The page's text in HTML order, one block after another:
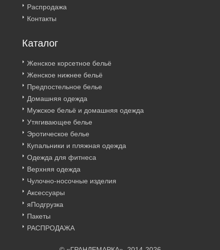
Распродажа
Контакты
Каталог
Женское корсетное бельё
Женское нижнее бельё
Предпостельное белье
Домашняя одежда
Мужское бельё и домашняя одежда
Утягивающее белье
Эротическое белье
Купальники и пляжная одежда
Одежда для фитнеса
Верхняя одежда
Чулочно-носочные изделия
Аксессуары
яПодгрузка
Пакеты
РАСПРОДАЖА